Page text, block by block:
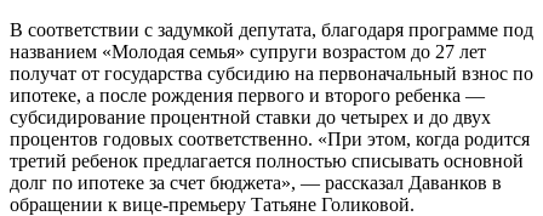
В соответствии с задумкой депутата, благодаря программе под
названием «Молодая семья» супруги возрастом до 27 лет
получат от государства субсидию на первоначальный взнос по
ипотеке, а после рождения первого и второго ребенка —
субсидирование процентной ставки до четырех и до двух
процентов годовых соответственно. «При этом, когда родится
третий ребенок предлагается полностью списывать основной
долг по ипотеке за счет бюджета», — рассказал Даванков в
обращении к вице-премьеру Татьяне Голиковой.